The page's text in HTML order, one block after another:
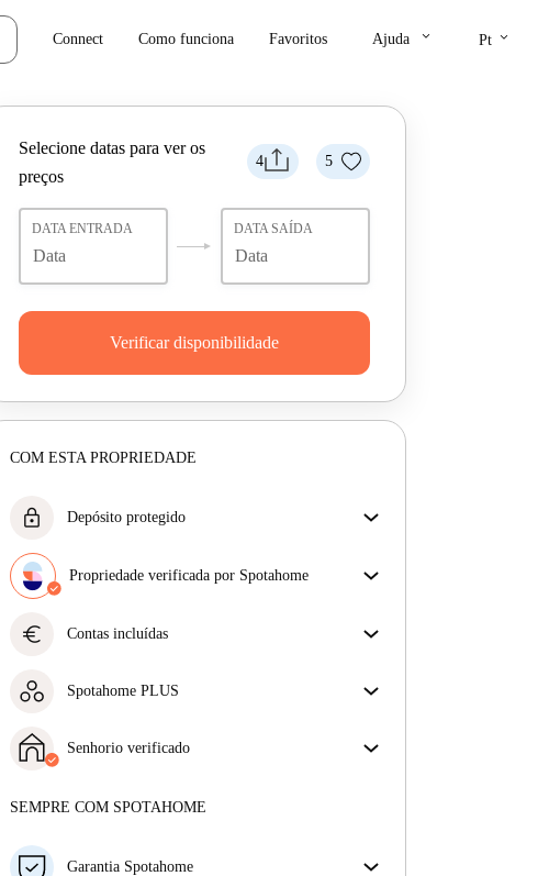
Connect Como funciona Favoritos Ajuda keyboard_arrow_down Pt keyboard_arrow_down
4 5
Selecione datas para ver os
preços
DATA ENTRADA DATA SAÍDA
Verificar disponibilidade
COM ESTA PROPRIEDADE
lock Depósito protegido
devolver o seu depósito, nós vamos fazê-lo.
Mais informações
Propriedade verificada por Spotahome
obténs exatamente o que vês no anúncio.
euro Contas incluídas
incluídas. A renda e as contas estão todas incluídas
Spotahome PLUS
inquilinos ao fornecer acesso aos mais altos padrões
de segurança e suporte adicional durante o
Senhorio verificado
Mais sobre este senhorio
SEMPRE COM SPOTAHOME
Garantia Spotahome